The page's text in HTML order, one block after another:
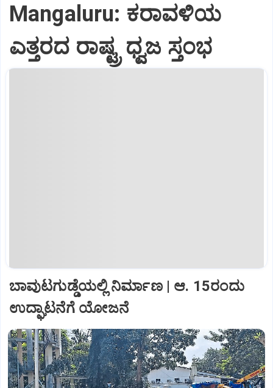
Mangaluru: ಕರಾವಳಿಯ
ಎತ್ತರದ ರಾಷ್ಟ್ರ ಧ್ವಜ ಸ್ತಂಭ
ಬಾವುಟಗುಡ್ಡೆಯಲ್ಲಿ ನಿರ್ಮಾಣ | ಆ. 15ರಂದು
ಉದ್ಘಾಟನೆಗೆ ಯೋಜನೆ